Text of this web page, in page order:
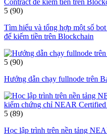
5 (90)
Tìm hiểu và tổng hợp một số
để kiếm tiền trên Blockchain
5 (90)
Hướng dẫn chạy fullnode trên
5 (89)
Học lập trình trên nền tảng